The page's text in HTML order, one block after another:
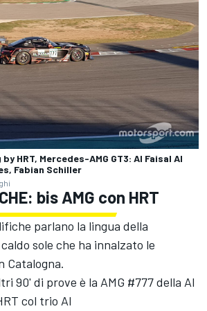
HRT, Mercedes-AMG GT3: Al Faisal Al
Fabian Schiller
bis AMG con HRT
parlano la lingua della
sole che ha innalzato le
Catalogna.
90' di prove è la AMG #777 della Al
col trio Al